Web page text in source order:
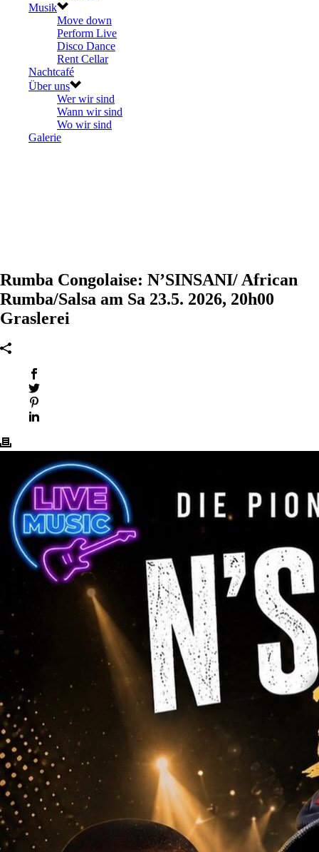
Musik
Move down
Perform Live
Disco Dance
Rent Cellar
Nachtcafé
Über uns
Wer wir sind
Wann wir sind
Wo wir sind
Galerie
Rumba Congolaise: N’SINSANI/ African
Rumba/Salsa am Sa 23.5. 2026, 20h00
Graslerei